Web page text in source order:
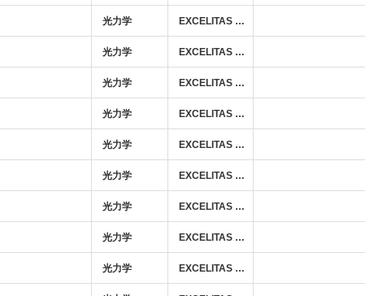
光力学 EXCELITAS TECHNOLOGIES
光力学 EXCELITAS TECHNOLOGIES
光力学 EXCELITAS TECHNOLOGIES
光力学 EXCELITAS TECHNOLOGIES
光力学 EXCELITAS TECHNOLOGIES
光力学 EXCELITAS TECHNOLOGIES
光力学 EXCELITAS TECHNOLOGIES
光力学 EXCELITAS TECHNOLOGIES
光力学 EXCELITAS TECHNOLOGIES